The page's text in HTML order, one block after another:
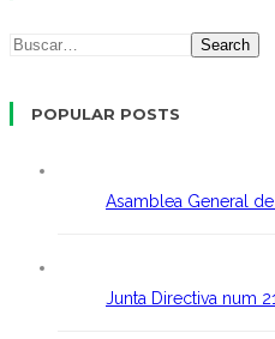
Search
POPULAR POSTS
Asamblea General de
Junta Directiva num